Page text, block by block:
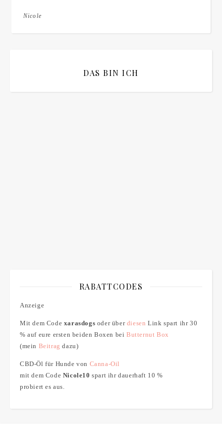
Nicole
DAS BIN ICH
RABATTCODES
Anzeige
Mit dem Code xarasdogs oder über diesen Link spart ihr 30
% auf eure ersten beiden Boxen beiButternut Box
(mein Beitrag dazu)
CBD-Öl für Hunde von Canna-Oil
mit dem Code Nicole10 spart ihr dauerhaft 10 %
probiert es aus.